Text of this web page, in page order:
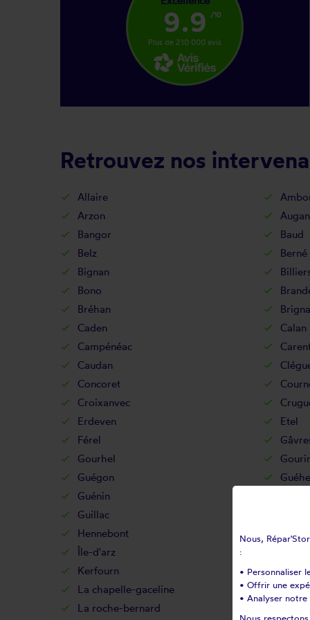
9.9 /10
Plus de 210 000 avis
Retrouvez nos
Allaire
Arzon
Augan
Bangor
Baud
Belz
Berné
Bignan
Bono
Bréhan
Caden
Calan
Campénéac
Caudan
Concoret
Croixanvec
Erdeven
Etel
Férel
Gourhel
Guégon
Guénin
Guillac
Hennebont
Hoedic
Île-d'arz
Kerfourn
La chapelle-gaceline
La
La roche-bernard
Nous,
:
• Personnaliser
• Offrir une
• Analyser notre